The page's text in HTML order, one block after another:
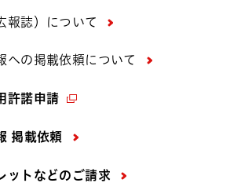
報誌）について
への掲載依頼について
許諾申請
掲載依頼
ットなどの ご請求